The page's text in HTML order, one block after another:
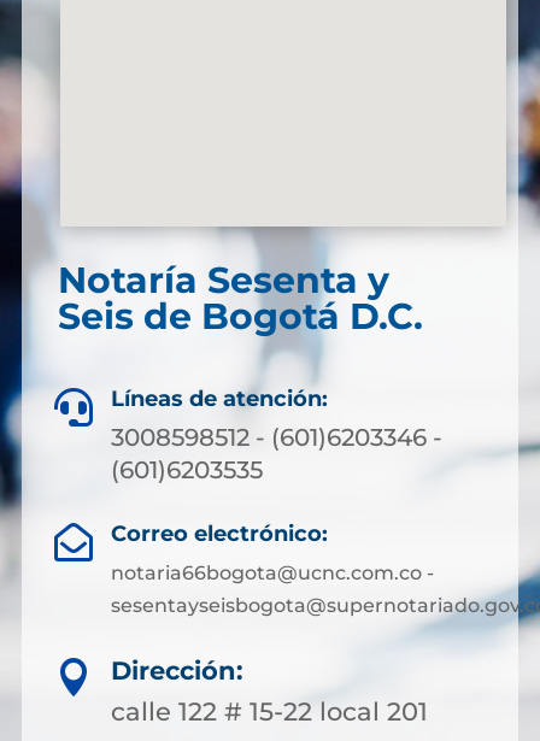
Notaría Sesenta y
Seis de Bogotá D.C.
 Líneas de atención:
3008598512 - (601)6203346 -
(601)6203535
 Correo electrónico:
notaria66bogota@ucnc.com.co -

Dirección:
calle 122 # 15-22 local 201